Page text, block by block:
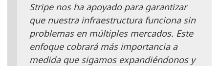
Stripe nos ha apoyado para garantizar
que nuestra infraestructura funciona sin
problemas en múltiples mercados. Este
enfoque cobrará más importancia a
medida que sigamos expandiéndonos y